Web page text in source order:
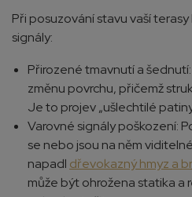
Při posuzování stavu vaší
signály:
Přirozené tmavnutí a
změnu povrchu, přičemž
Je to projev „ušlechtilé
Varovné signály poškození:
se nebo jsou na něm
napadl dřevokazný hmyz a
může být ohrožena statika